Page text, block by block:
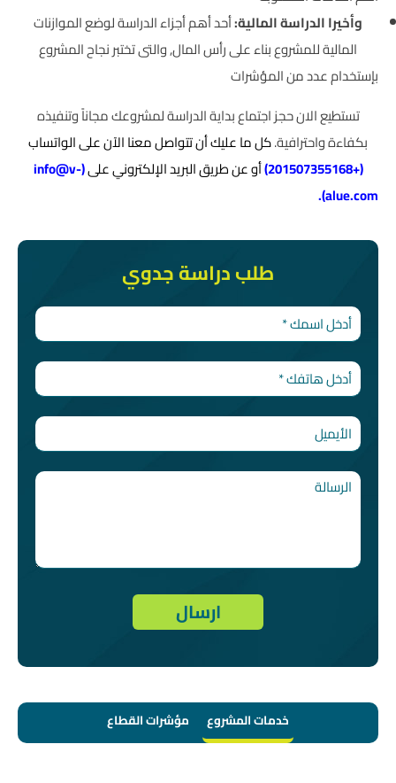
طلب دراسة جدوي
وأخيرا الدراسة المالية:أحد أهم أجزاء الدراسة لوضع الموازنات
المالية للمشروع بناء على رأس المال, والتى تختبر نجاح المشروع
بإستخدام عدد من المؤشرات
تستطيع الان حجز اجتماع بداية الدراسة لمشروعك مجاناً وتنفيذه
بكفاءة واحترافية.كل ما عليك أن تتواصل معنا الآن على الواتساب
(
+201507355168
)أو عن طريق البريد الإلكتروني على(
info@v-
alue.com
).
خدمات المشروع مؤشرات القطاع